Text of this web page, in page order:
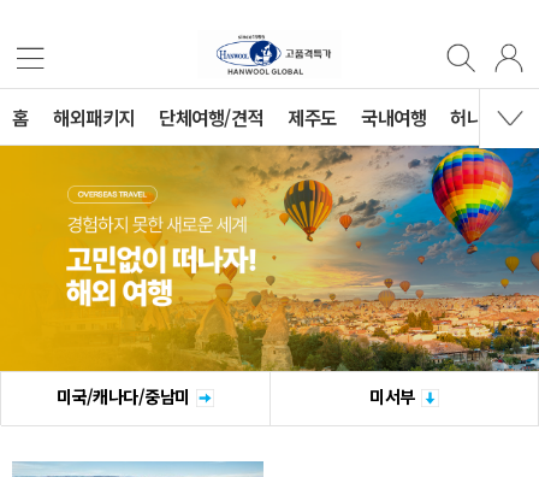
홈 해외패키지 단체여행/견적 제주도 국내여행 허니문
미국/캐나다/중남미 미서부